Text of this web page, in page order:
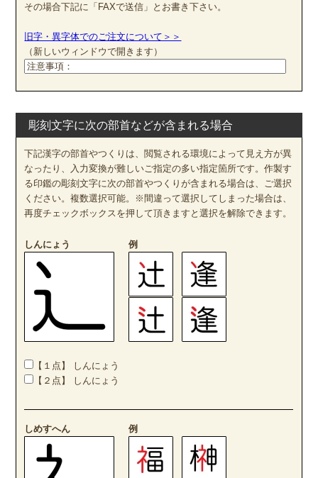
その場合下記に「FAXで送信」とお書き下さい。
旧字・異字体でのご注文について＞＞
（新しいウィンドウで開きます）
彫刻文字に次の部首などが含まれる場合
下記漢字の部首やつくりは、閲覧される環境によって見え方が異
なったり、入力変換が難しいご指定の多い指定箇所です。作製す
る印鑑の彫刻文字に次の部首やつくりが含まれる場合は、ご選択
ください。複数選択可能。※間違って選択してしまった場合は、
再度チェックボックスを押して頂きますと選択を解除できます。
しんにょう 例
【１点】 しんにょう
【２点】 しんにょう
しめすへん 例